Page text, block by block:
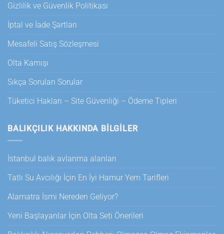
Gizlilik ve Güvenlik Politikası
İptal ve İade Şartları
Mesafeli Satış Sözleşmesi
Olta Kamışı
Sıkça Sorulan Sorular
Tüketici Hakları – Site Güvenliği – Ödeme Tipleri
BALIKÇILIK HAKKINDA BILGILER
İstanbul balık avlanma alanları
Tatlı Su Avcılığı İçin En İyi Hamur Yem Tarifleri
Alamatra İsmi Nereden Geliyor?
Yeni Başlayanlar İçin Olta Seti Önerileri